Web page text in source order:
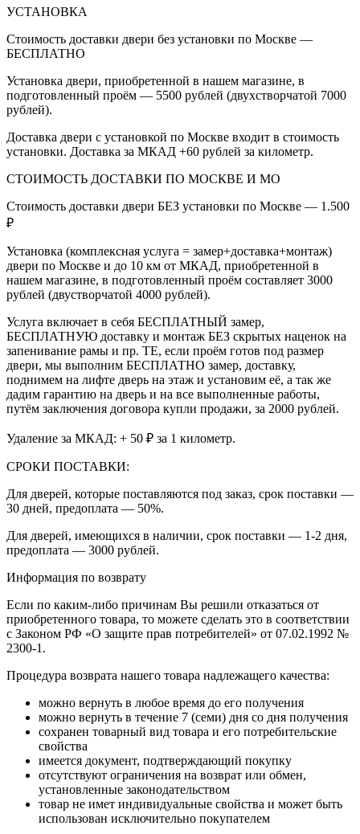
УСТАНОВКА
Стоимость доставки двери без установки по Москве —
БЕСПЛАТНО
Установка двери, приобретенной в нашем магазине, в
подготовленный проём — 5500 рублей (двухстворчатой 7000
рублей).
Доставка двери с установкой по Москве входит в стоимость
установки. Доставка за МКАД +60 рублей за километр.
СТОИМОСТЬ ДОСТАВКИ ПО МОСКВЕ И МО
Стоимость доставки двери БЕЗ установки по Москве — 1.500
₽
Установка (комплексная услуга = замер+доставка+монтаж)
двери по Москве и до 10 км от МКАД, приобретенной в
нашем магазине, в подготовленный проём составляет 3000
рублей (двустворчатой 4000 рублей).
Услуга включает в себя БЕСПЛАТНЫЙ замер,
БЕСПЛАТНУЮ доставку и монтаж БЕЗ скрытых наценок на
запенивание рамы и пр. ТЕ, если проём готов под размер
двери, мы выполним БЕСПЛАТНО замер, доставку,
поднимем на лифте дверь на этаж и установим её, а так же
дадим гарантию на дверь и на все выполненные работы,
путём заключения договора купли продажи, за 2000 рублей.
Удаление за МКАД: + 50 ₽ за 1 километр.
СРОКИ ПОСТАВКИ:
Для дверей, которые поставляются под заказ, срок поставки —
30 дней, предоплата — 50%.
Для дверей, имеющихся в наличии, срок поставки — 1-2 дня,
предоплата — 3000 рублей.
Информация по возврату
Если по каким-либо причинам Вы решили отказаться от
приобретенного товара, то можете сделать это в соответствии
с Законом РФ «О защите прав потребителей» от 07.02.1992 №
2300-1.
Процедура возврата нашего товара надлежащего качества:
можно вернуть в любое время до его получения
можно вернуть в течение 7 (семи) дня со дня получения
сохранен товарный вид товара и его потребительские
свойства
имеется документ, подтверждающий покупку
отсутствуют ограничения на возврат или обмен,
установленные законодательством
товар не имет индивидуальные свойства и может быть
использован исключительно покупателем